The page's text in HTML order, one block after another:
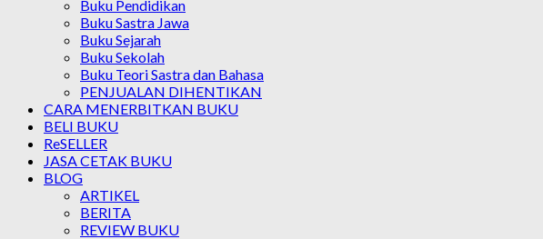
Buku Pendidikan
Buku Sastra Jawa
Buku Sejarah
Buku Sekolah
Buku Teori Sastra dan Bahasa
PENJUALAN DIHENTIKAN
CARA MENERBITKAN BUKU
BELI BUKU
ReSELLER
JASA CETAK BUKU
BLOG
ARTIKEL
BERITA
REVIEW BUKU